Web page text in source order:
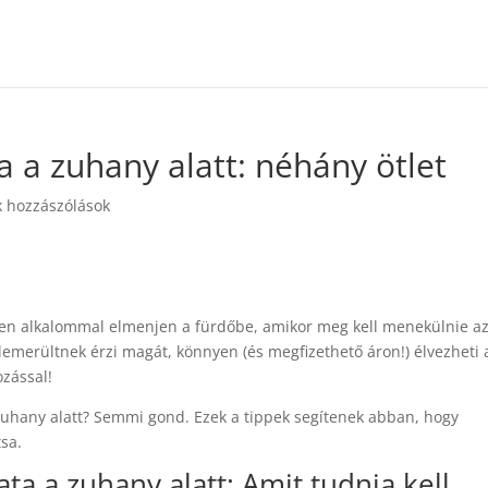
a zuhany alatt: néhány ötlet
hozzászólások
alkalommal elmenjen a fürdőbe, amikor meg kell menekülnie
érzi magát, könnyen (és megfizethető áron!) élvezheti
alatt? Semmi gond. Ezek a tippek segítenek abban, hogy